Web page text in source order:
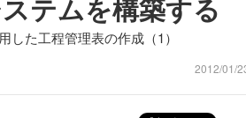
テムを構築する
た工程管理表の作成（1）
2012/01/